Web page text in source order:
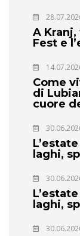
A
Fest e
Come
di
cuore
laghi,
laghi,